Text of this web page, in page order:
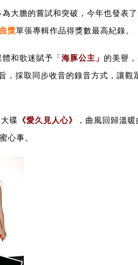
為大膽的嘗試和突破，今年也發表
獎單張專輯作品得獎數最高紀錄。
和歌迷賦予「 海豚公主」 的美譽
，採取同步收音的錄音方式，讓觀
碟 《愛久見人心》 ， 曲風回歸溫暖
心事。